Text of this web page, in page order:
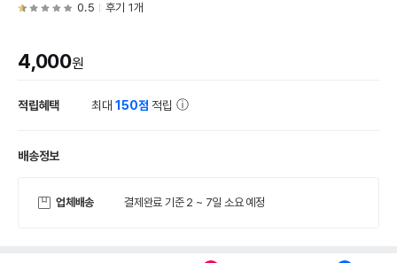
0.5 후기 1개
4,000원
적립혜택 최대150점 적립
배송정보
업체배송 결제완료 기준 2 ~ 7일 소요 예정